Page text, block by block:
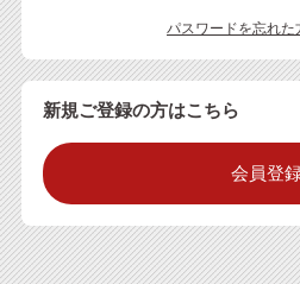
パスワードを忘れた
新規ご登録の方はこちら
会員登